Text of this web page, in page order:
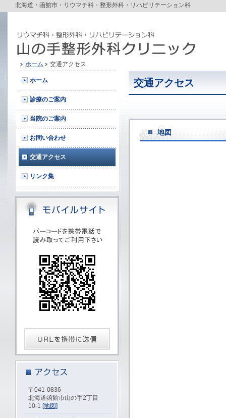
北海道・函館市・リウマチ科・整形外科・リハビリテーション科
ホーム 交通アクセス
交通アクセス
地図
ホーム
診療のご案内
当院のご案内
お問い合わせ
交通アクセス
リンク集
〒041-0836
北海道函館市山の手2丁目
10-1 [地図]